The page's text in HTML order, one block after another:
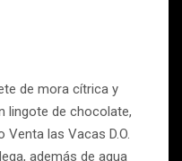
de mora cítrica y
lingote de chocolate,
Venta las Vacas D.O.
además de agua